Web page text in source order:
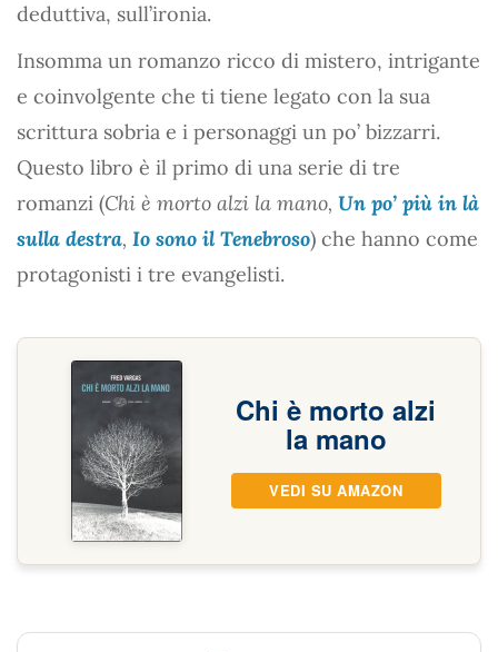
deduttiva, sull’ironia.
Insomma un romanzo ricco di mistero, intrigante
e coinvolgente che ti tiene legato con la sua
scrittura sobria e i personaggi un po’ bizzarri.
Questo libro è il primo di una serie di tre
romanzi (Chi è morto alzi la mano, Un po’ più in là
sulla destra, Io sono il Tenebroso) che hanno come
protagonisti i tre evangelisti.
Chi è morto alzi
la mano
VEDI SU AMAZON